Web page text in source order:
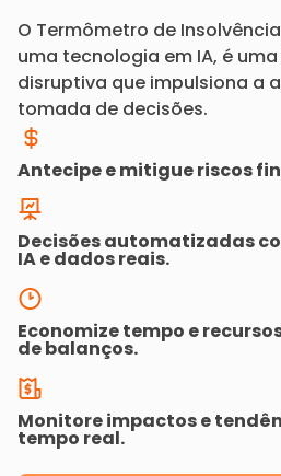
O Termômetro de
uma tecnologia em IA, é
disruptiva que impulsiona a
tomada de decisões.
Antecipe e mitigue riscos
Decisões automatizadas
IA e dados reais.
Economize tempo e
de balanços.
Monitore impactos e
tempo real.